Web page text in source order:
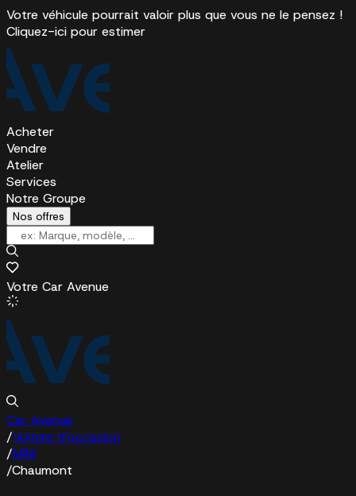
Votre véhicule pourrait valoir plus que vous ne le pensez !
Cliquez-ici pour estimer
Acheter
Vendre
Atelier
Services
Notre Groupe
Nos offres
Votre Car Avenue
Car Avenue
/Voiture d'occasion
/MINI
/Chaumont